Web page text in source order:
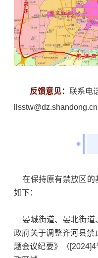
反馈意见： 联系电
llsstw@dz.shandong.cn
在保持原有禁放区的
如下：
晏城街道、晏北街道
政府关于调整齐河县禁
题会议纪要》（